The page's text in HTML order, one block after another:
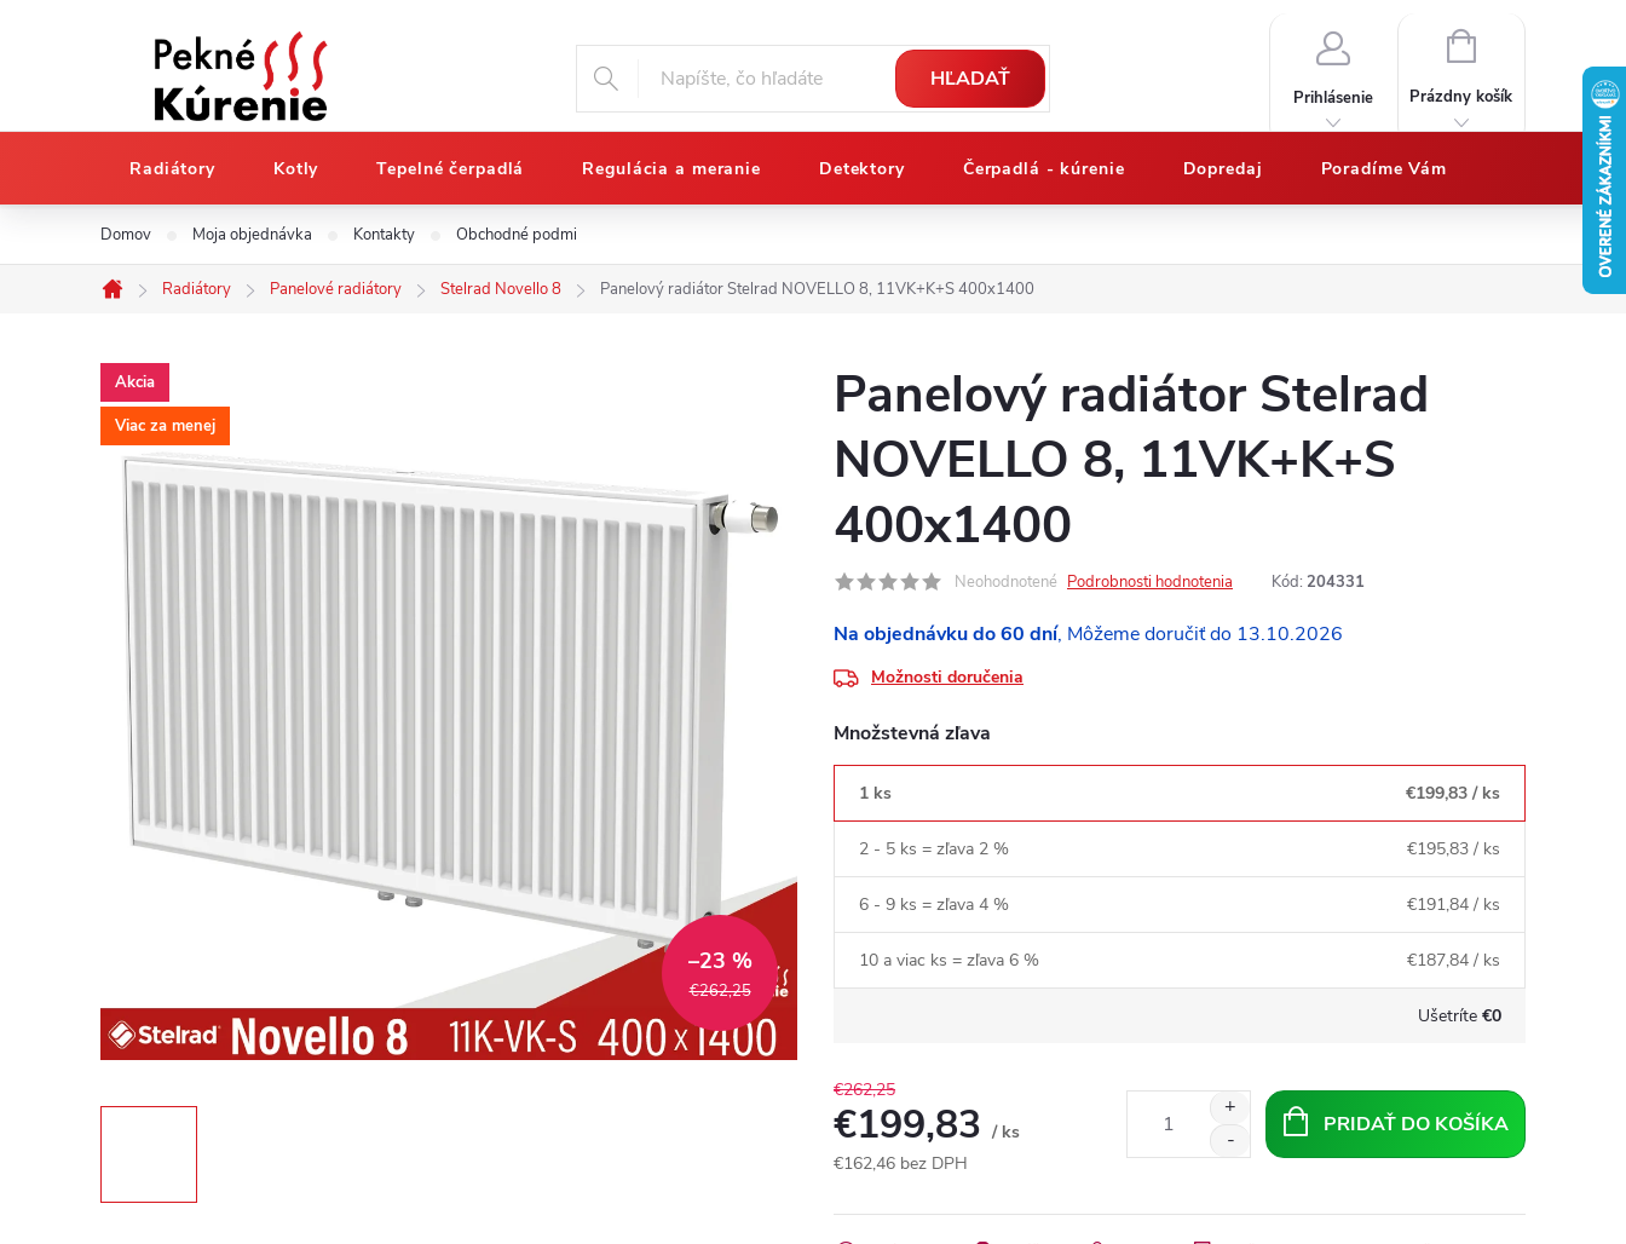
Domov Moja objednávka Kontakty Obchodné podmienky Vypočítajte
HĽADAŤ
Prihlásenie
NÁKUPNÝ
Prázdny košík
Radiátory Kotly Tepelné čerpadlá Regulácia a meranie Detektory Čerpadlá - kúrenie Dopredaj Poradíme Vám
Domov
Radiátory Panelové radiátory Stelrad Novello 8 Panelový radiátor Stelrad NOVELLO 8, 11VK+K+S 400x1400
Akcia
Viac za menej
€262,25
–23 %
Panelový radiátor Stelrad
NOVELLO 8, 11VK+K+S
400x1400
Neohodnotené Podrobnosti hodnotenia Kód: 204331
Na objednávku do 60 dní 13.10.2026
Možnosti doručenia
Množstevná zľava
1 ks €199,83 / ks
2 - 5 ks = zľava 2 % €195,83 / ks
6 - 9 ks = zľava 4 % €191,84 / ks
10 a viac ks = zľava 6 % €187,84 / ks
Ušetríte €0
€262,25
€199,83 / ks
€162,46 bez DPH
cena:
PRIDAŤ DO KOŠÍKA